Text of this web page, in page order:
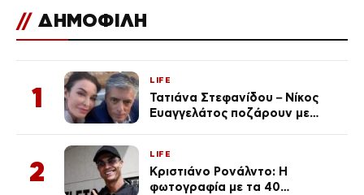
// ΔΗΜΟΦΙΛΗ
1
LIFE
Τατιάνα Στεφανίδου – Νίκος
Ευαγγελάτος ποζάρουν με
2
LIFE
Κριστιάνο Ρονάλντο: Η
φωτογραφία με τα 40